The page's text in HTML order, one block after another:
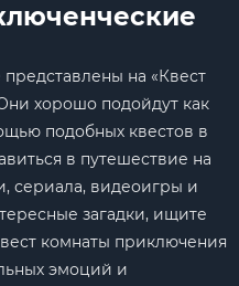
на «Квест
хорошо подойдут как
подобных квестов в
в путешествие на
сериала, видеоигры и
загадки, ищите
комнаты приключения
эмоций и